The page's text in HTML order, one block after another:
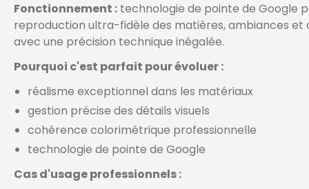
Fonctionnement : technologie de pointe de Google
reproduction ultra-fidèle des matières, ambiances et
avec une précision technique inégalée.
Pourquoi c'est parfait pour évoluer :
réalisme exceptionnel dans les matériaux
gestion précise des détails visuels
cohérence colorimétrique professionnelle
technologie de pointe de Google
Cas d'usage professionnels :